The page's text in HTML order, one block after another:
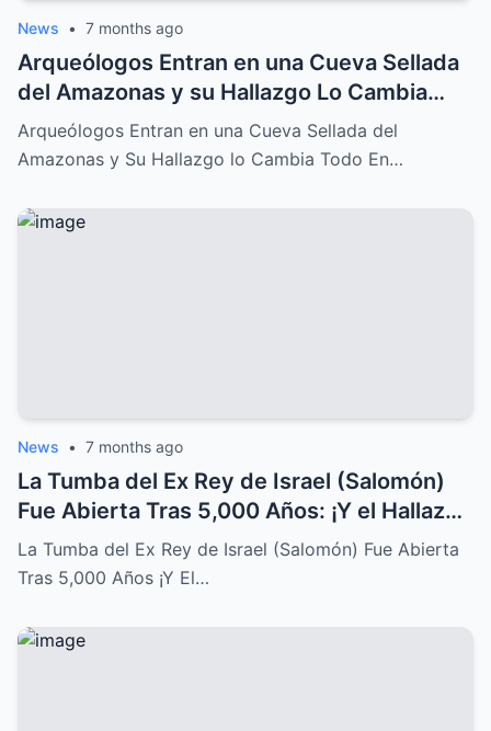
News • 7 months ago
Arqueólogos Entran en una Cueva Sellada
del Amazonas y su Hallazgo Lo Cambia
Todo
Arqueólogos Entran en una Cueva Sellada del
Amazonas y Su Hallazgo lo Cambia Todo En…
News • 7 months ago
La Tumba del Ex Rey de Israel (Salomón)
Fue Abierta Tras 5,000 Años: ¡Y el Hallazgo
Conmocionó al Mundo!
La Tumba del Ex Rey de Israel (Salomón) Fue Abierta
Tras 5,000 Años ¡Y El…